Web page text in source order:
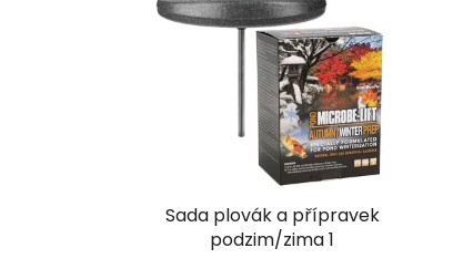
Sada plovák a přípravek
podzim/zima 1